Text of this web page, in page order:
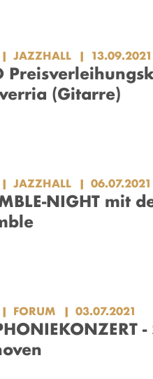
JAZZHALL 13.09.2021
(Gitarre)
JAZZHALL 06.07.2021
NIGHT mit
FORUM 03.07.2021